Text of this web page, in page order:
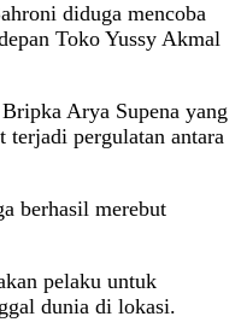
diduga mencoba
Toko Yussy Akmal
Arya Supena yang
terjadi pergulatan antara
berhasil merebut
pelaku untuk
dunia di lokasi.